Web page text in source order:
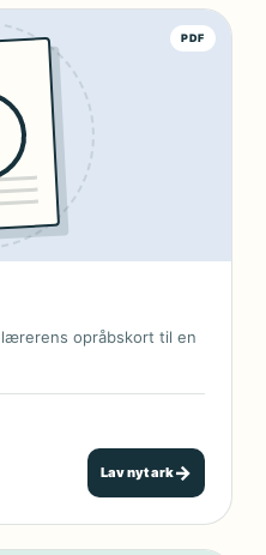
PDF
opråbskort til en
Lav nyt ark→